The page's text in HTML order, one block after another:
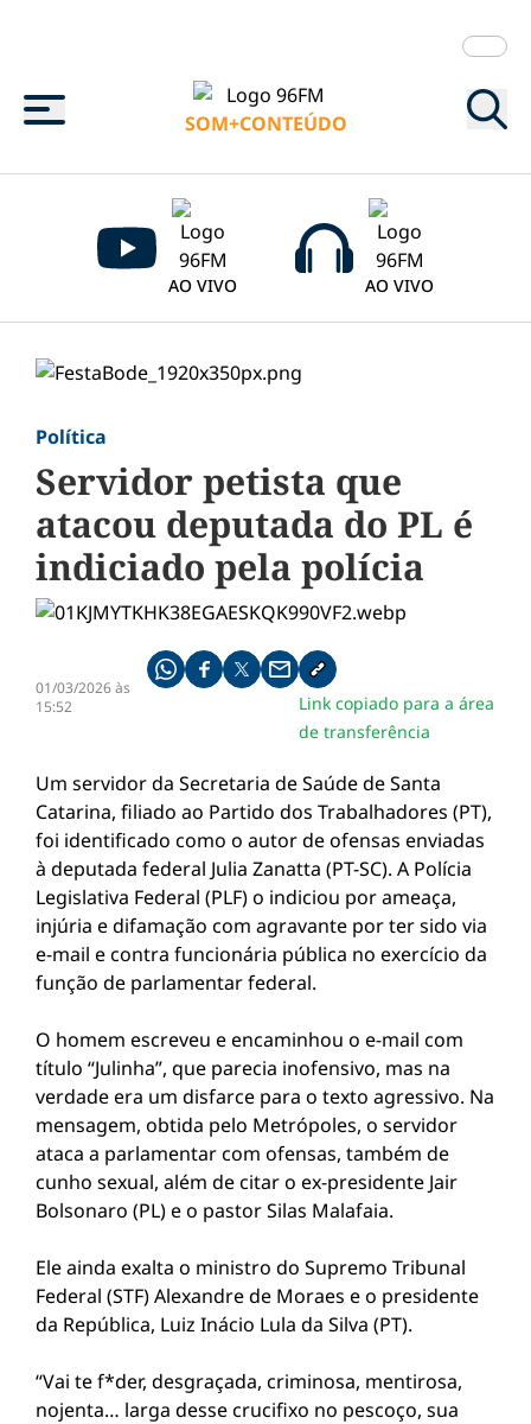
Menu
SOM+CONTEÚDO
AO VIVO AO VIVO
Política
Servidor petista que
atacou deputada do PL é
indiciado pela polícia
01/03/2026 às
15:52
Compartilhe pelo whatsapp
Compartilhar no facebook
Compartilhar no twitter
Compartilhe pelo email
Copiar link da notícia
Link copiado para a área
de transferência
Um servidor da Secretaria de Saúde de Santa
Catarina, filiado ao Partido dos Trabalhadores (PT),
foi identificado como o autor de ofensas enviadas
à deputada federal Julia Zanatta (PT-SC). A Polícia
Legislativa Federal (PLF) o indiciou por ameaça,
injúria e difamação com agravante por ter sido via
e-mail e contra funcionária pública no exercício da
função de parlamentar federal.
O homem escreveu e encaminhou o e-mail com
título “Julinha”, que parecia inofensivo, mas na
verdade era um disfarce para o texto agressivo. Na
mensagem, obtida pelo Metrópoles, o servidor
ataca a parlamentar com ofensas, também de
cunho sexual, além de citar o ex-presidente Jair
Bolsonaro (PL) e o pastor Silas Malafaia.
Ele ainda exalta o ministro do Supremo Tribunal
Federal (STF) Alexandre de Moraes e o presidente
da República, Luiz Inácio Lula da Silva (PT).
“Vai te f*der, desgraçada, criminosa, mentirosa,
nojenta… larga desse crucifixo no pescoço, sua